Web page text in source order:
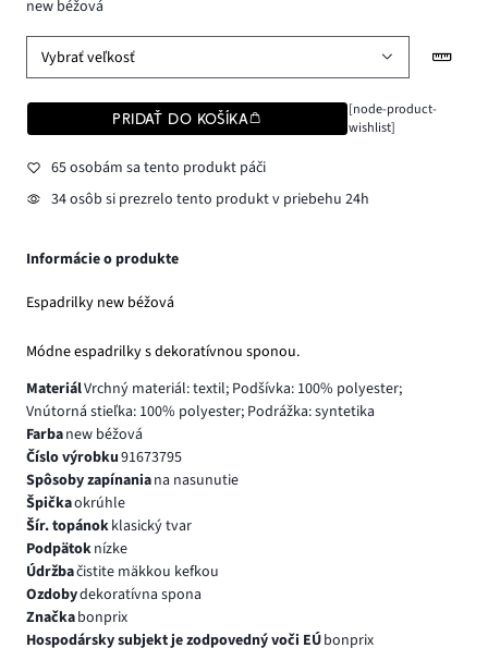
new béžová
Vybrať veľkosť
PRIDAŤ DO KOŠÍKA
[node-product-
wishlist]
65 osobám sa tento produkt páči
34 osôb si prezrelo tento produkt v priebehu 24h
Informácie o produkte
Espadrilky new béžová
Módne espadrilky s dekoratívnou sponou.
MateriálVrchný materiál: textil; Podšívka: 100% polyester;
Vnútorná stieľka: 100% polyester; Podrážka: syntetika
Farbanew béžová
Číslo výrobku91673795
Spôsoby zapínaniana nasunutie
Špičkaokrúhle
Šír. topánokklasický tvar
Podpätoknízke
Údržbačistite mäkkou kefkou
Ozdobydekoratívna spona
Značkabonprix
Hospodársky subjekt je zodpovedný voči EÚbonprix